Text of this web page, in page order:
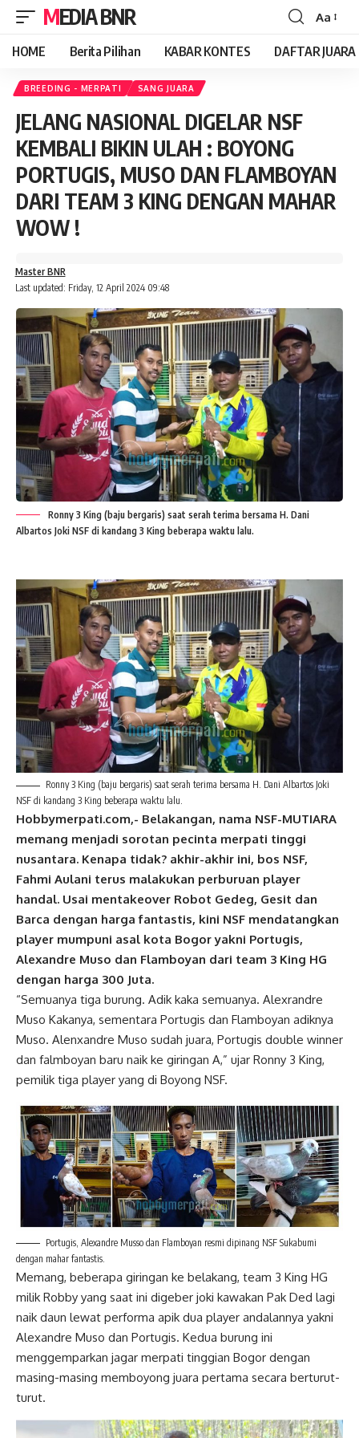
MEDIA BNR
Font
Resizer
Aa
HOME Berita Pilihan KABAR KONTES DAFTAR JUARA
BREEDING - MERPATI SANG JUARA
JELANG NASIONAL DIGELAR NSF
KEMBALI BIKIN ULAH : BOYONG
PORTUGIS, MUSO DAN FLAMBOYAN
DARI TEAM 3 KING DENGAN MAHAR
WOW !
Last updated: Friday, 12 April 2024 09:48
Master BNR
Ronny 3 King (baju bergaris) saat serah terima bersama H. Dani
Albartos Joki NSF di kandang 3 King beberapa waktu lalu.
Ronny 3 King (baju bergaris) saat serah terima bersama H. Dani Albartos Joki
NSF di kandang 3 King beberapa waktu lalu.
Hobbymerpati.com,- Belakangan, nama NSF-MUTIARA
memang menjadi sorotan pecinta merpati tinggi
nusantara. Kenapa tidak? akhir-akhir ini, bos NSF,
Fahmi Aulani terus malakukan perburuan player
handal. Usai mentakeover Robot Gedeg, Gesit dan
Barca dengan harga fantastis, kini NSF mendatangkan
player mumpuni asal kota Bogor yakni Portugis,
Alexandre Muso dan Flamboyan dari team 3 King HG
dengan harga 300 Juta.
“Semuanya tiga burung. Adik kaka semuanya. Alexrandre
Muso Kakanya, sementara Portugis dan Flamboyan adiknya
Muso. Alenxandre Muso sudah juara, Portugis double winner
dan falmboyan baru naik ke giringan A,” ujar Ronny 3 King,
pemilik tiga player yang di Boyong NSF.
Portugis, Alexandre Musso dan Flamboyan resmi dipinang NSF Sukabumi
dengan mahar fantastis.
Memang, beberapa giringan ke belakang, team 3 King HG
milik Robby yang saat ini digeber joki kawakan Pak Ded lagi
naik daun lewat performa apik dua player andalannya yakni
Alexandre Muso dan Portugis. Kedua burung ini
menggemparkan jagar merpati tinggian Bogor dengan
masing-masing memboyong juara pertama secara berturut-
turut.